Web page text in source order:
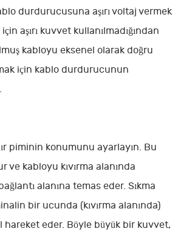
durdurucusuna aşırı voltaj vermek
için aşırı kuvvet kullanılmadığından
kabloyu eksenel olarak doğru
için kablo durdurucunun
piminin konumunu ayarlayın. Bu
ve kabloyu kıvırma alanında
alanına temas eder. Sıkma
bir ucunda (kıvırma alanında)
hareket eder. Böyle büyük bir kuvvet,